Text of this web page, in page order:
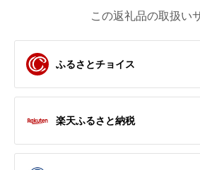
この返礼品の取扱い
ふるさとチョイス
楽天ふるさと納税